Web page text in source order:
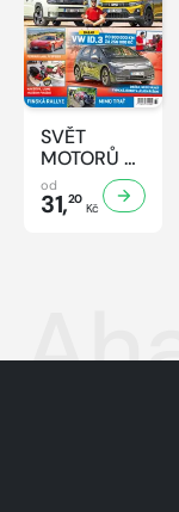
SVĚT
MOTORŮ -
33/2026
od
31,20
Kč